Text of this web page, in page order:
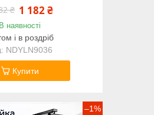
₴ 1 182 ₴
В наявності
і в роздріб
NDYLN9036
Купити
–1%